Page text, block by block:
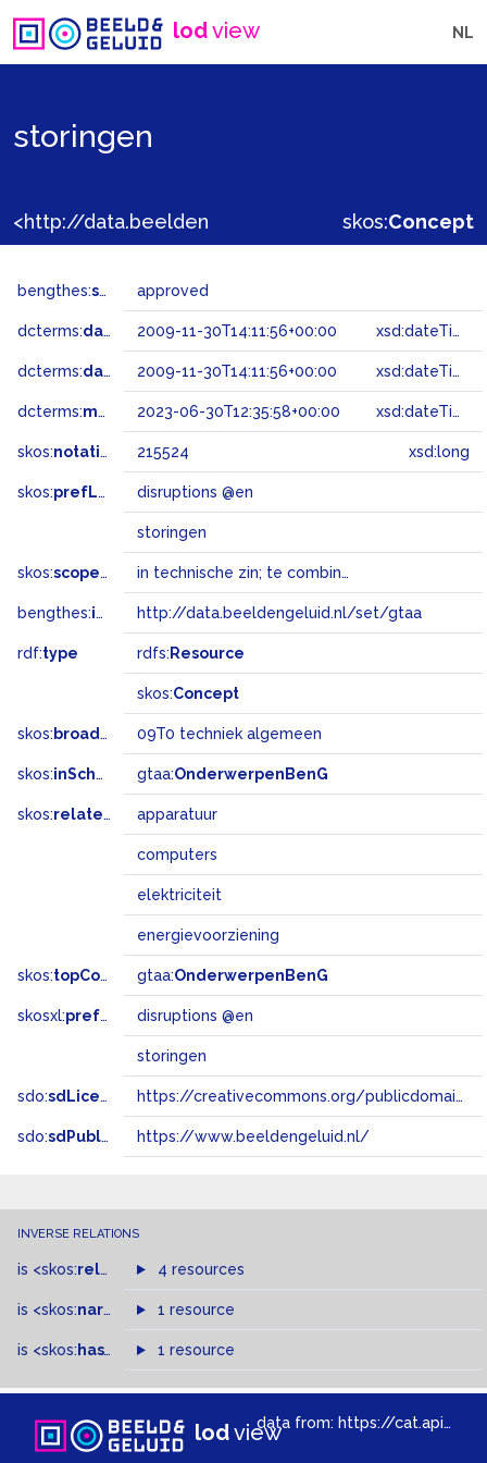
lodview NL
storingen
skos:Concept
bengthes:status approved
dcterms:dateAccepted 2009-11-30T14:11:56+00:00 xsd:dateTime
dcterms:dateSubmitted 2009-11-30T14:11:56+00:00 xsd:dateTime
dcterms:modified 2023-06-30T12:35:58+00:00 xsd:dateTime
skos:notation 215524 xsd:long
skos:prefLabel disruptions @en
storingen
skos:scopeNote in technische zin; te combineren met bijv. elektriciteit, computers, apparatuur
bengthes:inSet http://data.beeldengeluid.nl/set/gtaa
rdf:type rdfs: Resource
skos:Concept
skos: broadMatch 09T0 techniek algemeen
skos:inScheme gtaa:OnderwerpenBenG
skos:related apparatuur
computers
elektriciteit
energievoorziening
skos:topConceptOf gtaa:OnderwerpenBenG
skosxl:prefLabel disruptions @en
storingen
sdo:sdLicense https://creativecommons.org/publicdomain/zero/1.0/
sdo:sdPublisher https://www.beeldengeluid.nl/
INVERSE RELATIONS
is <skos:related > of4 resources
is <skos:narrowMatch >of
1 resource
is <skos: hasTopConcept >of
1 resource
lodviewdata from: https://cat.apis.beeldengeluid.nl/sparql